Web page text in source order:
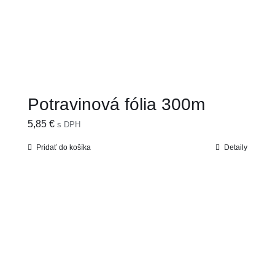
Potravinová fólia 300m
5,85 € s DPH
Pridať do košíka Detaily